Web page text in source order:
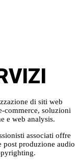
di siti web
commerce, soluzioni
e web analysis.
associati offre
produzione audio